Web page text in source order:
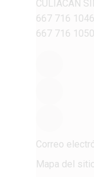
CULIACÁN
667 716 1046
667 716 1050
Correo
Mapa del